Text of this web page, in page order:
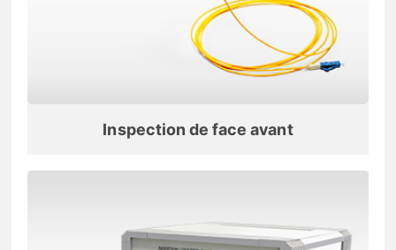
Inspection de face avant